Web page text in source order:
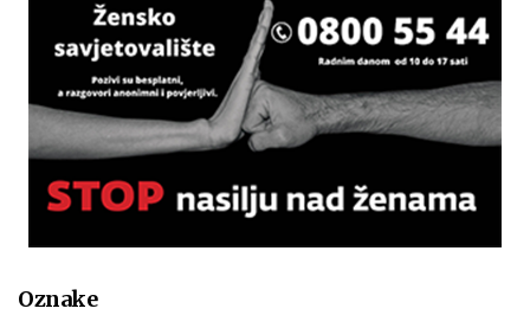
Oznake